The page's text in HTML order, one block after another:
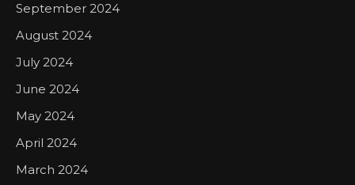
September 2024
August 2024
July 2024
June 2024
May 2024
April 2024
March 2024